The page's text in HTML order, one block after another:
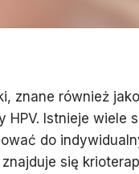
znane również
HPV. Istnieje wiele
do
się